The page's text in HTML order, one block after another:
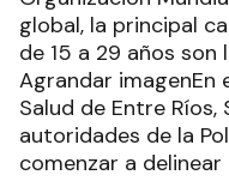
global, la principal
de 15 a 29 años
Agrandar imagenEn
Salud de Entre Ríos,
autoridades de la
comenzar a